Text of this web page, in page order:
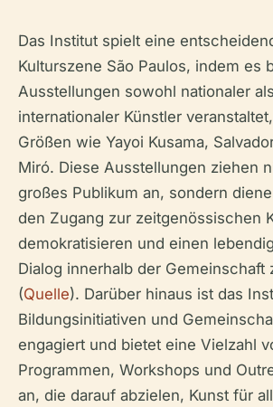
Das Institut spielt eine
Kulturszene São Paulos, indem es
Ausstellungen sowohl nationaler
internationaler Künstler
Größen wie Yayoi Kusama,
Miró. Diese Ausstellungen ziehen
großes Publikum an, sondern
den Zugang zur zeitgenössischen
demokratisieren und einen
Dialog innerhalb der Gemeinschaft
(Quelle). Darüber hinaus ist das
Bildungsinitiativen und
engagiert und bietet eine Vielzahl
Programmen, Workshops und
an, die darauf abzielen, Kunst für